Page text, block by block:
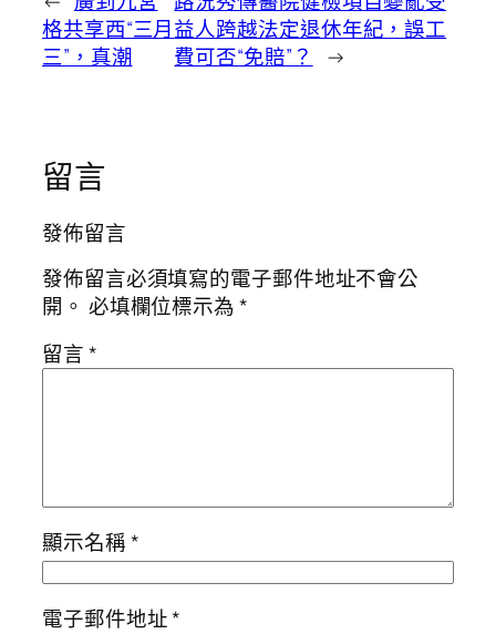
格共享西“三月
三”，真潮
益人跨越法定退休年紀，誤工
費可否“免賠”？
→
留言
發佈留言
發佈留言必須填寫的電子郵件地址不會公
開。 必填欄位標示為*
留言*
顯示名稱*
電子郵件地址*